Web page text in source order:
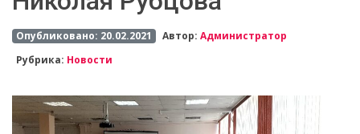
Опубликовано: 20.02.2021 Автор:Администратор
Рубрика: Новости